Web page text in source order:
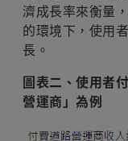
濟成長率來衡量
的環境下，使用
長。
圖表二、使用者
營運商」為例